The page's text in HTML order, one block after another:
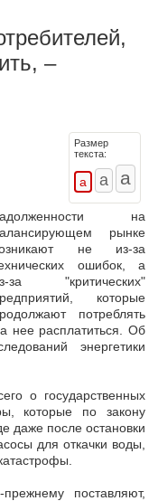
–
Размер
текста:
на
рынке
не из-за
ошибок, а
за "критических"
которые
потреблять
нее расплатиться. Об
энергетики
о государственных
которые по закону
даже после остановки
для откачки воды,
поставляют,